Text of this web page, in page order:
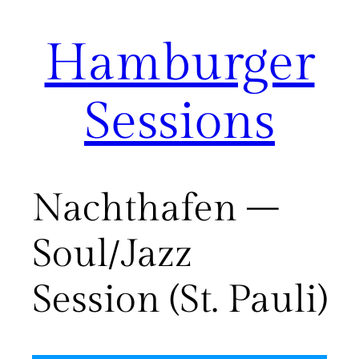
springenHamburger
Sessions
Nachthafen –
Soul/Jazz
Session (St. Pauli)